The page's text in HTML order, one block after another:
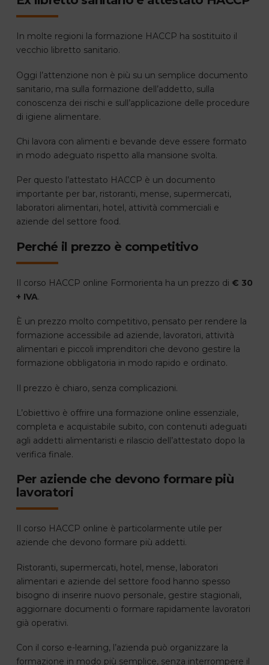
In molte regioni la formazione HACCP ha sostituito il
vecchio libretto sanitario.
Oggi l’attenzione non è più su un semplice documento
sanitario, ma sulla formazione dell’addetto, sulla
conoscenza dei rischi e sull’applicazione delle procedure
di igiene alimentare.
Chi lavora con alimenti e bevande deve essere formato
in modo adeguato rispetto alla mansione svolta.
Per questo l’attestato HACCP è un documento
importante per bar, ristoranti, mense, supermercati,
laboratori alimentari, hotel, attività commerciali e
aziende del settore food.
Perché il prezzo è competitivo
Il corso HACCP online Formorienta ha un prezzo di € 30
+ IVA.
È un prezzo molto competitivo, pensato per rendere la
formazione accessibile ad aziende, lavoratori, attività
alimentari e piccoli imprenditori che devono gestire la
formazione obbligatoria in modo rapido e ordinato.
Il prezzo è chiaro, senza complicazioni.
L’obiettivo è offrire una formazione online essenziale,
completa e acquistabile subito, con contenuti adeguati
agli addetti alimentaristi e rilascio dell’attestato dopo la
verifica finale.
Per aziende che devono formare più
lavoratori
Il corso HACCP online è particolarmente utile per
aziende che devono formare più addetti.
Ristoranti, supermercati, hotel, mense, laboratori
alimentari e aziende del settore food hanno spesso
bisogno di inserire nuovo personale, gestire stagionali,
aggiornare documenti o formare rapidamente lavoratori
già operativi.
Con il corso e-learning, l’azienda può organizzare la
formazione in modo più semplice, senza interrompere il